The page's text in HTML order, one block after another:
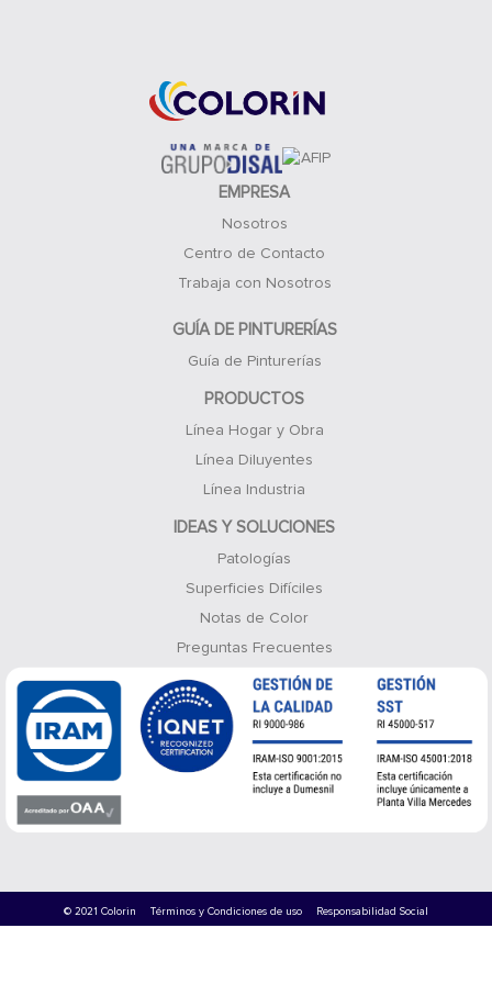
EMPRESA
Nosotros
Centro de Contacto
Trabaja con Nosotros
GUÍA DE PINTURERÍAS
Guía de Pinturerías
PRODUCTOS
Línea Hogar y Obra
Línea Diluyentes
Línea Industria
IDEAS Y SOLUCIONES
Patologías
Superficies Difíciles
Notas de Color
Preguntas Frecuentes
© 2021 Colorin Términos y Condiciones de uso Responsabilidad Social